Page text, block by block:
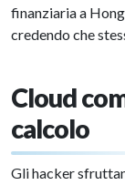
finanziaria a
credendo che
Cloud
calcolo
Gli hacker